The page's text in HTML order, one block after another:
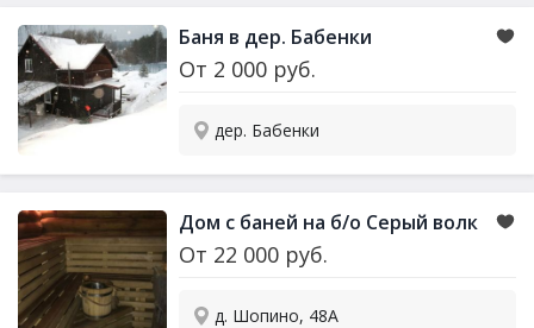
Баня в дер. Бабенки
От 2 000 руб.
дер. Бабенки
Дом с баней на б/о Серый волк
От 22 000 руб.
д. Шопино, 48А